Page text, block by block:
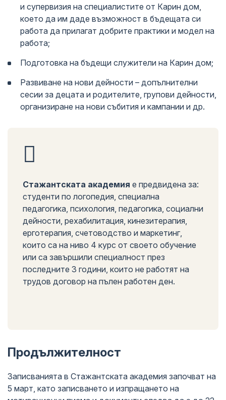
и супервизия на специалистите от Карин дом,
което да им даде възможност в бъдещата си
работа да прилагат добрите практики и модел на
работа;
Подготовка на бъдещи служители на Карин дом;
Развиване на нови дейности – допълнителни
сесии за децата и родителите, групови дейности,
организиране на нови събития и кампании и др.
Стажантската академия е предвидена за:
студенти по логопедия, специална
педагогика, психология, педагогика, социални
дейности, рехабилитация, кинезитерапия,
ерготерапия, счетоводство и маркетинг,
които са на ниво 4 курс от своето обучение
или са завършили специалност през
последните 3 години, които не работят на
трудов договор на пълен работен ден.
Продължителност
Записванията в Стажантската академия започват на
5 март, като записването и изпращането на